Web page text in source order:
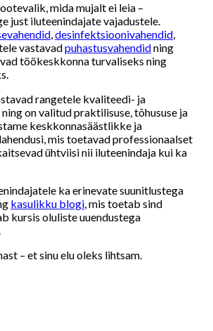
mida mujalt ei leia –
just iluteenindajate vajadustele.
,desinfektsioonivahendid,
vastavadpuhastusvahendidning
töökeskkonna turvaliseks ning
rangetele kvaliteedi- ja
on valitud praktilisuse, tõhususe ja
keskkonnasäästlikke ja
mis toetavad professionaalset
ühtviisi nii iluteenindaja kui ka
ka erinevate suunitlustega
kasulikku blogi, mis toetab sind
kursis oluliste uuendustega
– et sinu elu oleks lihtsam.